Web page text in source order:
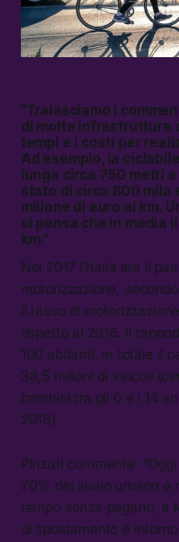
“Tralasciamo i
di molte infrastrutture
tempi e i costi per
Ad esempio, la
lunga circa 750 metri
stato di circa 800 mila
milione di euro al km.
si pensa che in media
km.”
Nel 2017 l’Italia era il
motorizzazione, secondo
il tasso di
rispetto al 2016. Il
100 abitanti, in totale il
38,5 milioni di veicoli
bambini tra gli 0 e i 14
2018).
Pinzuti commenta:
70% del suolo urbano e
tempo senza pagarlo, a
di spostamento è